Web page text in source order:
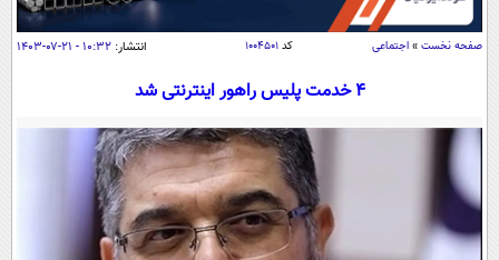
اقتصاد
اقتصادی
جامعه
حوادث
سلامت
یک برش دانایی
بین الملل
سیاست خارجی
فرهنگ و هنر
علم و دانش
صفحه نخست » اجتماعی کد ۱۰۰۴۵۰۱ انتشار: ۱۰:۳۲ - ۲۱-۰۷-۱۴۰۳
۴ خدمت پلیس راهور اینترنتی شد